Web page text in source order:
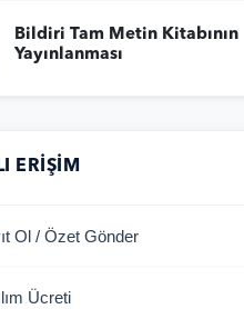
Bildiri Tam Metin Kitabının
Yayınlanması
ERIŞIM
Ol / Özet Gönder
Ücreti